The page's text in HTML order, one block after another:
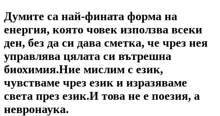
Думите са най-фината форма на
енергия, която човек използва всеки
ден, без да си дава сметка, че чрез нея
управлява цялата си вътрешна
биохимия.Ние мислим с език,
чувстваме чрез език и изразяваме
света през език.И това не е поезия, а
невронаука.